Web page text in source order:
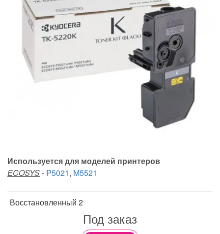
Используется для моделей принтеров
ECOSYS- P5021, M5521
Восстановленный 2
Под заказ